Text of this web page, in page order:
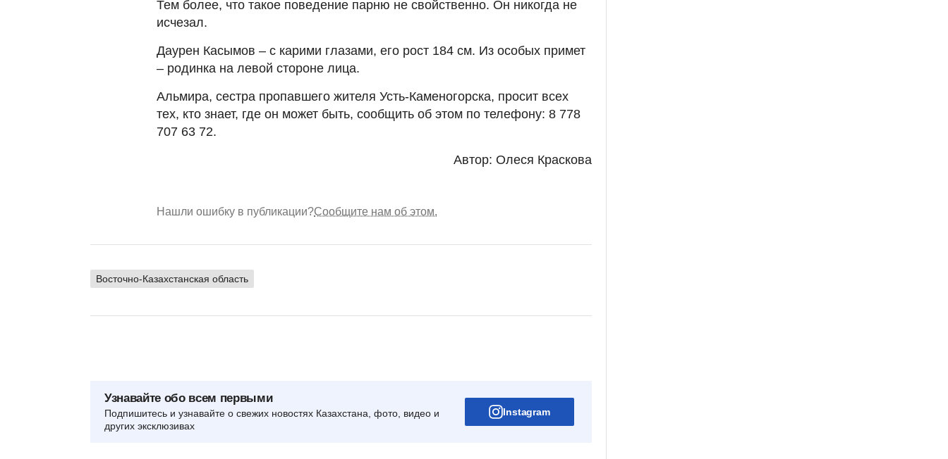
Тем более, что такое поведение парню не свойственно. Он никогда не
исчезал.
Даурен Касымов – с карими глазами, его рост 184 см. Из особых примет
– родинка на левой стороне лица.
Альмира, сестра пропавшего жителя Усть-Каменогорска, просит всех
тех, кто знает, где он может быть, сообщить об этом по телефону: 8 778
707 63 72.
Автор: Олеся Краскова
Нашли ошибку в публикации?Сообщите нам об этом.
Восточно-Казахстанская область
Узнавайте обо всем первыми
Подпишитесь и узнавайте о свежих новостях Казахстана, фото, видео и
других эксклюзивах
Instagram